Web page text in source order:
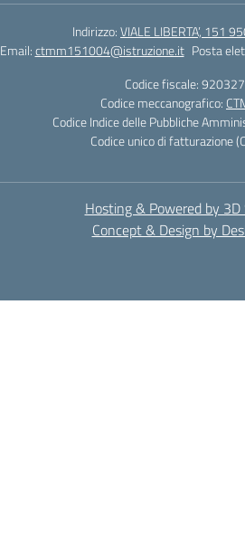
Indirizzo:VIALE LIBERTA’, 151
Email:ctmm151004@istruzione.it Posta
Codice fiscale:
Codice meccanografico:
Codice Indice delle Pubbliche
Codice unico di fatturazione
Hosting & Powered by 3D
Concept & Design by